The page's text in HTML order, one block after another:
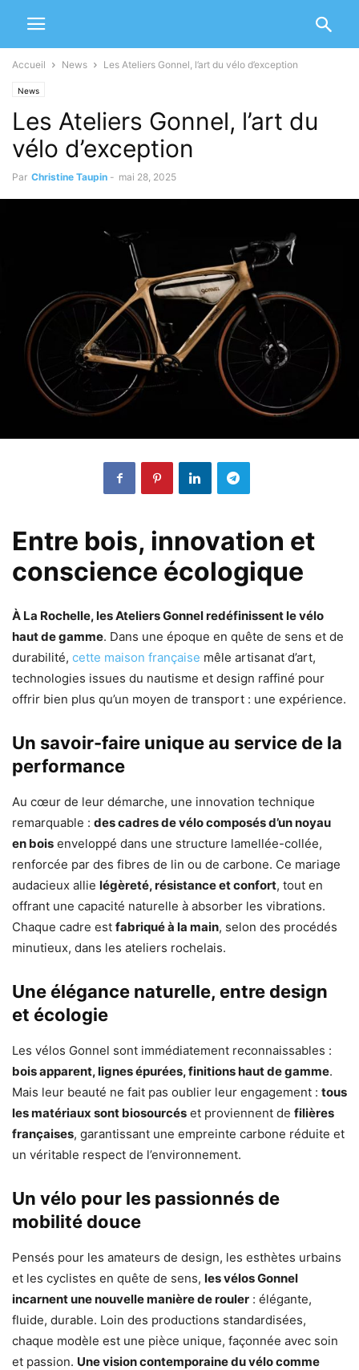
Accueil News Les Ateliers Gonnel, l’art du vélo d’exception
News
Les Ateliers Gonnel, l’art du
vélo d’exception
Par Christine Taupin - mai 28, 2025
Entre bois, innovation et
conscience écologique
À La Rochelle, les Ateliers Gonnel redéfinissent le vélo
haut de gamme. Dans une époque en quête de sens et de
durabilité, cette maison française mêle artisanat d’art,
technologies issues du nautisme et design raffiné pour
offrir bien plus qu’un moyen de transport : une expérience.
Un savoir-faire unique au service de la
performance
Au cœur de leur démarche, une innovation technique
remarquable : des cadres de vélo composés d’un noyau
en bois enveloppé dans une structure lamellée-collée,
renforcée par des fibres de lin ou de carbone. Ce mariage
audacieux allie légèreté, résistance et confort, tout en
offrant une capacité naturelle à absorber les vibrations.
Chaque cadre est fabriqué à la main, selon des procédés
minutieux, dans les ateliers rochelais.
Une élégance naturelle, entre design
et écologie
Les vélos Gonnel sont immédiatement reconnaissables :
bois apparent, lignes épurées, finitions haut de gamme.
Mais leur beauté ne fait pas oublier leur engagement : tous
les matériaux sont biosourcés et proviennent de filières
françaises, garantissant une empreinte carbone réduite et
un véritable respect de l’environnement.
Un vélo pour les passionnés de
mobilité douce
Pensés pour les amateurs de design, les esthètes urbains
et les cyclistes en quête de sens, les vélos Gonnel
incarnent une nouvelle manière de rouler : élégante,
fluide, durable. Loin des productions standardisées,
chaque modèle est une pièce unique, façonnée avec soin
et passion. Une vision contemporaine du vélo comme